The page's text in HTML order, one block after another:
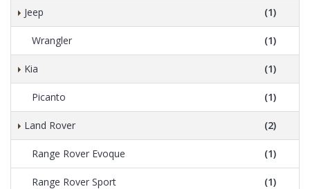
Jeep (1)
Wrangler (1)
Kia (1)
Picanto (1)
Land Rover (2)
Range Rover Evoque (1)
Range Rover Sport (1)